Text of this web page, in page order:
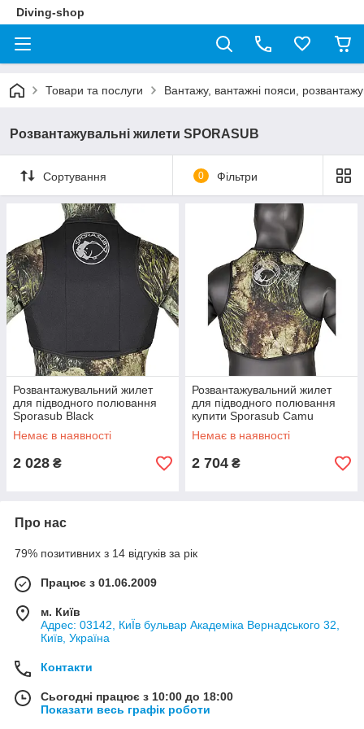
Diving-shop
Товари та послуги Вантажу, вантажні пояси,
Розвантажувальні жилети SPORASUB
Сортування 0 Фільтри
Розвантажувальний жилет
для підводного полювання
Sporasub Black
Немає в наявності
2 028 ₴
Розвантажувальний жилет
для підводного полювання
купити Sporasub Camu
Немає в наявності
2 704 ₴
Про нас
79% позитивних з 14 відгуків за рік
Працює з 01.06.2009
м. Київ
Адрес: 03142, КиЇв бульвар Академіка Вернадського 32,
Київ, Україна
Контакти
Сьогодні працює з 10:00 до 18:00
Показати весь графік роботи